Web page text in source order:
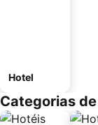
Hotel
Categorias